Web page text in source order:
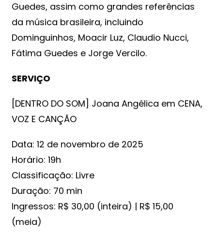
Guedes, assim como grandes referências
da música brasileira, incluindo
Dominguinhos, Moacir Luz, Claudio Nucci,
Fátima Guedes e Jorge Vercilo.
SERVIÇO
[DENTRO DO SOM] Joana Angélica em CENA,
VOZ E CANÇÃO
Data: 12 de novembro de 2025
Horário: 19h
Classificação: Livre
Duração: 70 min
Ingressos: R$ 30,00 (inteira) | R$ 15,00
(meia)